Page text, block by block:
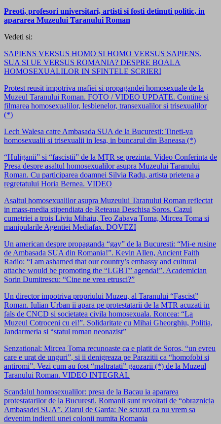
Preoti, profesori universitari, artisti si fosti detinuti politic, in
apararea Muzeului Taranului Roman
Vedeti si:
SAPIENS VERSUS HOMO SI HOMO VERSUS SAPIENS.
SUA SI UE VERSUS ROMANIA? DESPRE BOALA
HOMOSEXUALILOR IN SFINTELE SCRIERI
Protest reusit impotriva mafiei si propagandei homosexuale de la
Muzeul Taranului Roman. FOTO / VIDEO UPDATE. Contine si
filmarea homosexualilor, lesbienelor, transexualilor si trisexualilor
(*)
Lech Walesa catre Ambasada SUA de la Bucuresti: Tineti-va
homosexualii si trisexualii in lesa, in buncarul din Baneasa (*)
“Huliganii” si “fascistii” de la MȚR se prezinta. Video Conferinta de
Presa despre asaltul homosexualilor asupra Muzeului Taranului
Roman. Cu participarea doamnei Silvia Radu, artista prietena a
regretatului Horia Bernea. VIDEO
Asaltul homosexualilor asupra Muzeului Taranului Roman reflectat
in mass-media stipendiata de Reteaua Deschisa Soros. Cazul
cumetriei a trois Liviu Mihaiu, Teo Zabava Toma, Mircea Toma si
manipularile Agentiei Mediafax. DOVEZI
Un american despre propaganda “gay” de la Bucuresti: “Mi-e rusine
de Ambasada SUA din Romania!”. Kevin Allen, Ancient Faith
Radio: “I am ashamed that our country’s embassy and cultural
attache would be promoting the “LGBT” agenda!”. Academician
Sorin Dumitrescu: “Cine ne vrea etrusci?”
Un director impotriva propriului Muzeu, al Taranului “Fascist”
Roman. Iulian Urban ii apara pe protestatarii de la MTR acuzati in
fals de CNCD si societatea civila homosexuala. Roncea: “La
Muzeul Cotroceni cu ei!”. Solidaritate cu Mihai Gheorghiu, Politia,
Jandarmeria si “statul roman neonazist”
Senzational: Mircea Toma recunoaste ca e platit de Soros, “un evreu
care e urat de unguri”, si ii denigreaza pe Parazitii ca “homofobi si
antiromi”. Vezi cum au fost “maltratati” gaozarii (*) de la Muzeul
Taranului Roman. VIDEO INTEGRAL
Scandalul homosexualilor: presa de la Bacau ia apararea
protestatarilor de la Bucuresti. Romanii sunt revoltati de “obraznicia
Ambasadei SUA”. Ziarul de Garda: Ne scuzati ca nu vrem sa
devenim indienii unei colonii numita Romania